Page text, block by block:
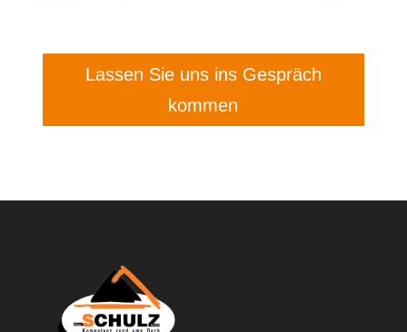
Lassen Sie uns ins Gespräch
kommen